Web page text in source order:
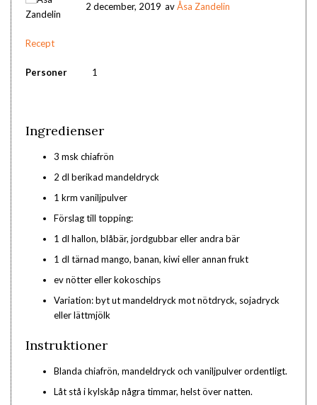
2 december, 2019 avÅsa Zandelin
Recept
Personer 1
Ingredienser
3 msk chiafrön
2 dl berikad mandeldryck
1 krm vaniljpulver
Förslag till topping:
1 dl hallon, blåbär, jordgubbar eller andra bär
1 dl tärnad mango, banan, kiwi eller annan frukt
ev nötter eller kokoschips
Variation: byt ut mandeldryck mot nötdryck, sojadryck
eller lättmjölk
Instruktioner
Blanda chiafrön, mandeldryck och vaniljpulver ordentligt.
Låt stå i kylskåp några timmar, helst över natten.